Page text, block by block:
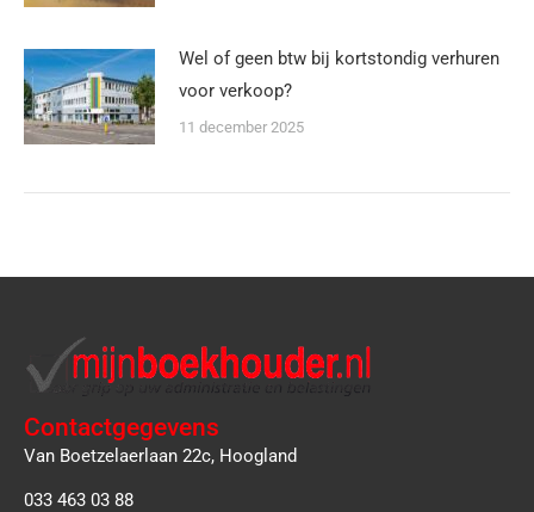
Wel of geen btw bij kortstondig verhuren
voor verkoop?
11 december 2025
Contactgegevens
Van Boetzelaerlaan 22c, Hoogland
033 463 03 88